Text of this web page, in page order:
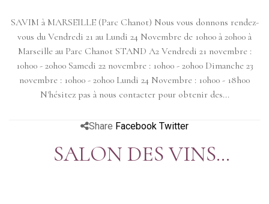
SAVIM à MARSEILLE (Parc Chanot) Nous vous donnons rendez-
vous du Vendredi 21 au Lundi 24 Novembre de 10h00 à 20h00 à
Marseille au Parc Chanot STAND A2 Vendredi 21 novembre :
10h00 - 20h00 Samedi 22 novembre : 10h00 - 20h00 Dimanche 23
novembre : 10h00 - 20h00 Lundi 24 Novembre : 10h00 - 18h00
N'hésitez pas à nous contacter pour obtenir des...
Share Facebook Twitter
SALON DES VINS